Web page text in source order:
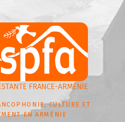
CULTURE ET
EN ARMÉNIE